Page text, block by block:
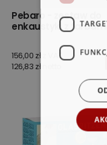
Pebaro - zestaw do
enkaustyki z
156,00 zł z VAT
126,83 zł netto